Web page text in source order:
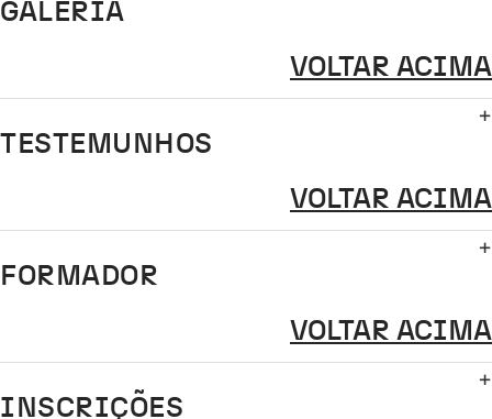
GALERIA
VOLTAR ACIMA
TESTEMUNHOS
VOLTAR ACIMA
FORMADOR
VOLTAR ACIMA
INSCRIÇÕES